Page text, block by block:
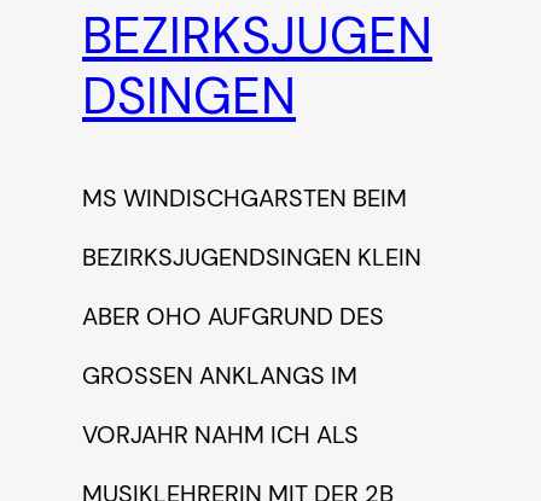
BEZIRKSJUGEN
DSINGEN
MS WINDISCHGARSTEN BEIM
BEZIRKSJUGENDSINGEN KLEIN
ABER OHO AUFGRUND DES
GROSSEN ANKLANGS IM V
ORJAHR NAHM ICH ALS M
USIKLEHRERIN MIT DER 2B S